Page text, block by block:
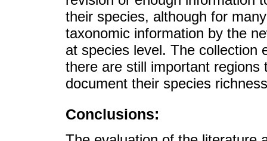
their species, although for
taxonomic information by the
at species level. The collection
there are still important
document their species
Conclusions: